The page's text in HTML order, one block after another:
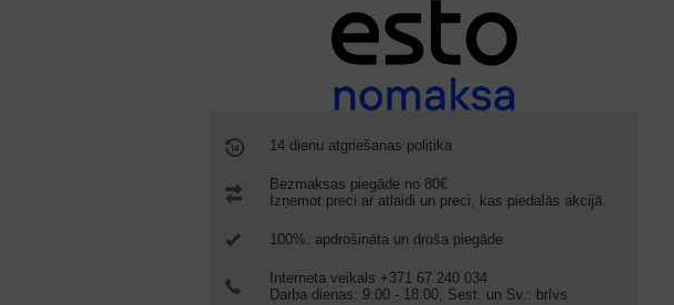
14 dienu atgriešanas politika
Bezmaksas piegāde no 80€
Izņemot preci ar atlaidi un preci, kas piedalās akcijā.
100%. apdrošināta un droša piegāde
Interneta veikals +371 67 240 034
Darba dienas: 9:00 - 18:00, Sest. un Sv.: brīvs